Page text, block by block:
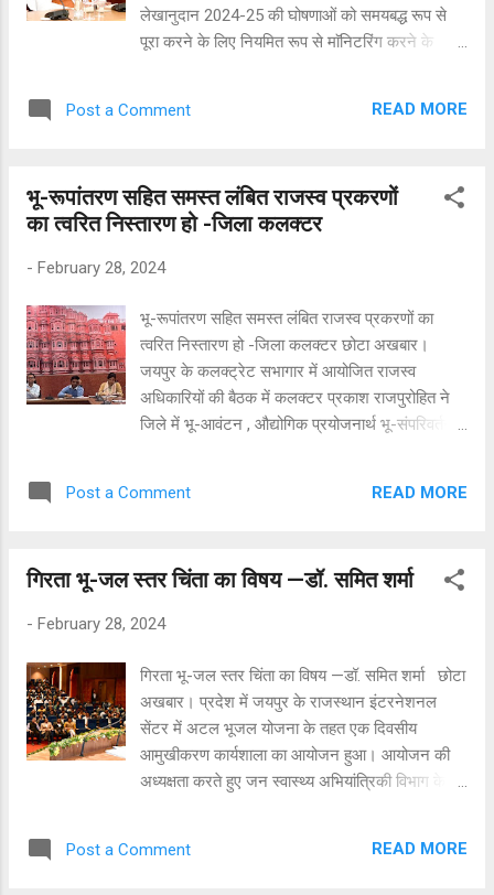
लेखानुदान 2024-25 की घोषणाओं को समयबद्ध रूप से
पूरा करने के लिए नियमित रूप से माॅनिटरिंग करने के
विभागीय एवं जिला स्तर पर समय रहते तैयार कर लिए जाएं
कार्ययोजना में शामिल बिन्दुओं , बजट घोषणाओं सहित अन्य
घोषणाओं की क्रियान्विति को लेकर विभिन्न विभागों के
रहे थे। उन्होंने कहा कि प्रदेश में निवेशकों को अधिकाधिक
आकर्षित करने के लिए सिंगल विंडो सिस्टम के नियमों का
सरलीकरण किया जाए। उन्होंने उद्यमियों को औद्योगिक
इकाइयां स्थापित करने के लिए भूमि , बिजली एवं पानी सहित
विभिन्न सुविधाएं एवं स्वीकृतियां प्रदान करने में लगने वाले
समय को कम करने के भी निर्देश दिए। मुख्यम...
Post a Comment READ MORE
भू-रूपांतरण सहित समस्त लंबित राजस्व प्रकरणों
का त्वरित निस्तारण हो -जिला कलक्टर
- February 28, 2024
भू-रूपांतरण सहित समस्त लंबित राजस्व प्रकरणों का
त्वरित निस्तारण हो -जिला कलक्टर छोटा अखबार।
जयपुर के कलक्ट्रेट सभागार में आयोजित राजस्व
अधिकारियों की बैठक में कलक्टर प्रकाश राजपुरोहित ने
जिले में भू-आवंटन , औद्योगिक प्रयोजनार्थ भू-संपरिवर्तन ,
अधिकारियों को कुर्रेजात के मामलों को भी त्वरित गति से
अधिकारी भू-रूपांतरण सहित राजस्व से संबंधित सभी
कहा। ताकि आमजन को जल्द से जल्द राहत मिल सके।
कलक्टर ने कहा सभी राजस्व अधिकारी 31 मार्च तक अपने
न्यायालय में दर्ज राजस्व प्रकरणों में कमी लाने का लक्ष्य
निर्धारित करें एवं लक्ष्य हासिल करने के लिए सप्ताह में कम
से कम तीन दिन कोर्ट लेकर ज्यादा से ज्यादा दावों की
सुनवाई करें। उन्होंने अधिकारियों को रबी की फसल की
जल्द से जल्द गिरदावरी करवाने एवं राजस्थान संपर्क पोर्टल
Post a Comment READ MORE
गिरता भू-जल स्तर चिंता का विषय —डॉ. समित शर्मा
- February 28, 2024
गिरता भू-जल स्तर चिंता का विषय —डॉ. समित शर्मा छोटा
अखबार। प्रदेश में जयपुर के राजस्थान इंटरनेशनल
सेंटर में अटल भूजल योजना के तहत एक दिवसीय
आमुखीकरण कार्यशाला का आयोजन हुआ। आयोजन की
अध्यक्षता करते हुए जन स्वास्थ्य अभियांत्रिकी विभाग के
विधियों से भूजल स्तर में सुधार करना आज की सबसे बड़ी
Post a Comment READ MORE